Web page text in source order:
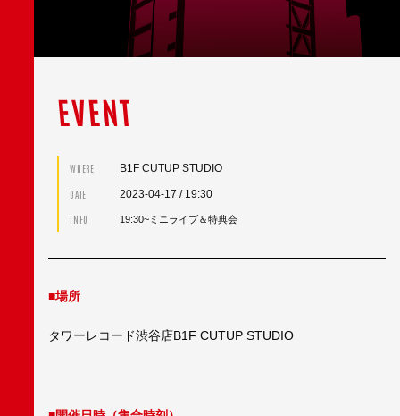
EVENT
WHERE B1F CUTUP STUDIO
DATE 2023-04-17 / 19:30
INFO 19:30~ミニライブ＆特典会
■場所
タワーレコード渋谷店B1F CUTUP STUDIO